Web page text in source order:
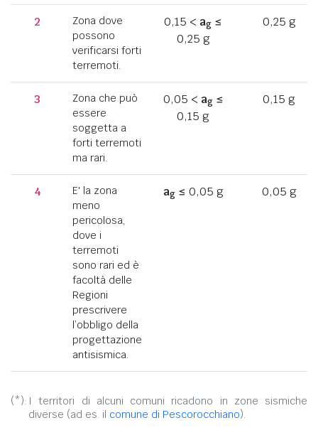
2
Zona dove
possono
verificarsi forti
terremoti.
0,15 < ag ≤
0,25 g
0,25 g
3
Zona che può
essere
soggetta a
forti terremoti
ma rari.
0,05 < ag≤
0,15 g
0,15 g
4
E' la zona
meno
pericolosa,
dove i
terremoti
sono rari ed è
facoltà delle
Regioni
prescrivere
l’obbligo della
progettazione
antisismica.
ag≤ 0,05 g 0,05 g
(*): I territori di alcuni comuni ricadono in zone sismiche
diverse (ad es. il comune di Pescorocchiano).